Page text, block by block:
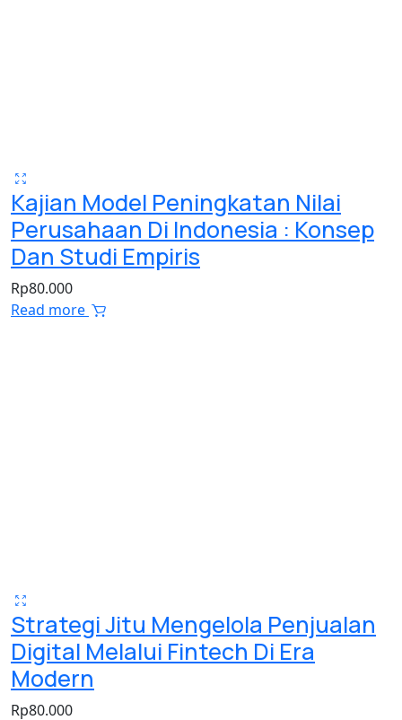
Kajian Model Peningkatan Nilai
Perusahaan Di Indonesia : Konsep
Dan Studi Empiris
Rp80.000
Read more
Strategi Jitu Mengelola Penjualan
Digital Melalui Fintech Di Era
Modern
Rp80.000